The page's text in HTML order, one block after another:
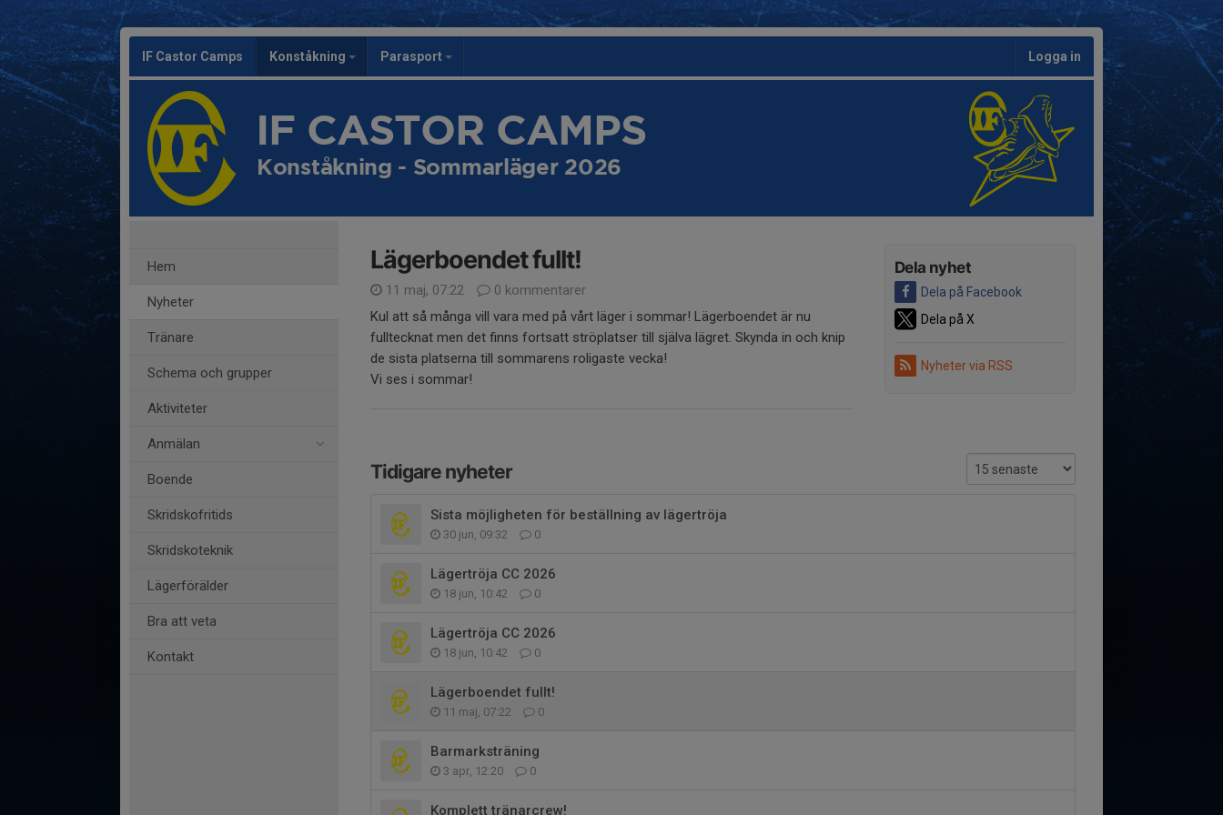
IF Castor Camps Konståkning Parasport Logga in
IF CASTOR CAMPS
Konståkning - Sommarläger 2026
Hem
Nyheter
Tränare
Schema och grupper
Aktiviteter
Anmälan
Boende
Skridskofritids
Skridskoteknik
Lägerförälder
Bra att veta
Kontakt
Dela nyhet
Dela på Facebook
Dela på X
Nyheter via RSS
Lägerboendet fullt!
11 maj, 07:22
0 kommentarer
Kul att så många vill vara med på vårt läger i sommar! Lägerboendet är nu
fulltecknat men det finns fortsatt ströplatser till själva lägret. Skynda in och knip
de sista platserna till sommarens roligaste vecka!
Vi ses i sommar!
Tidigare nyheter
Sista möjligheten för beställning av lägertröja
30 jun, 09:32 0
Lägertröja CC 2026
18 jun, 10:42 0
Lägertröja CC 2026
18 jun, 10:42 0
Lägerboendet fullt!
11 maj, 07:22 0
Barmarksträning
3 apr, 12:20 0
Komplett tränarcrew!